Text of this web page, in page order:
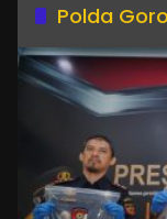
Polda